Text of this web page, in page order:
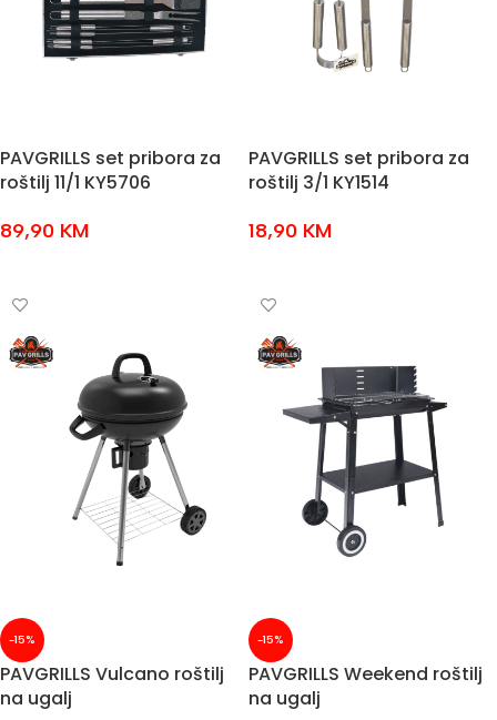
PAVGRILLS set pribora za
roštilj 11/1 KY5706
89,90 KM
PAVGRILLS set pribora za
roštilj 3/1 KY1514
18,90 KM
-15%
PAVGRILLS Vulcano roštilj
na ugalj
-15%
PAVGRILLS Weekend roštilj
na ugalj